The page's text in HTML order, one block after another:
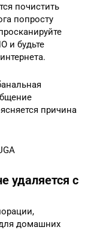
почистить
попросту
и будьте
причина
удаляется с
домашних